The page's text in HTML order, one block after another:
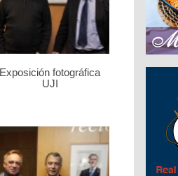
Exposición fotográfica
UJI